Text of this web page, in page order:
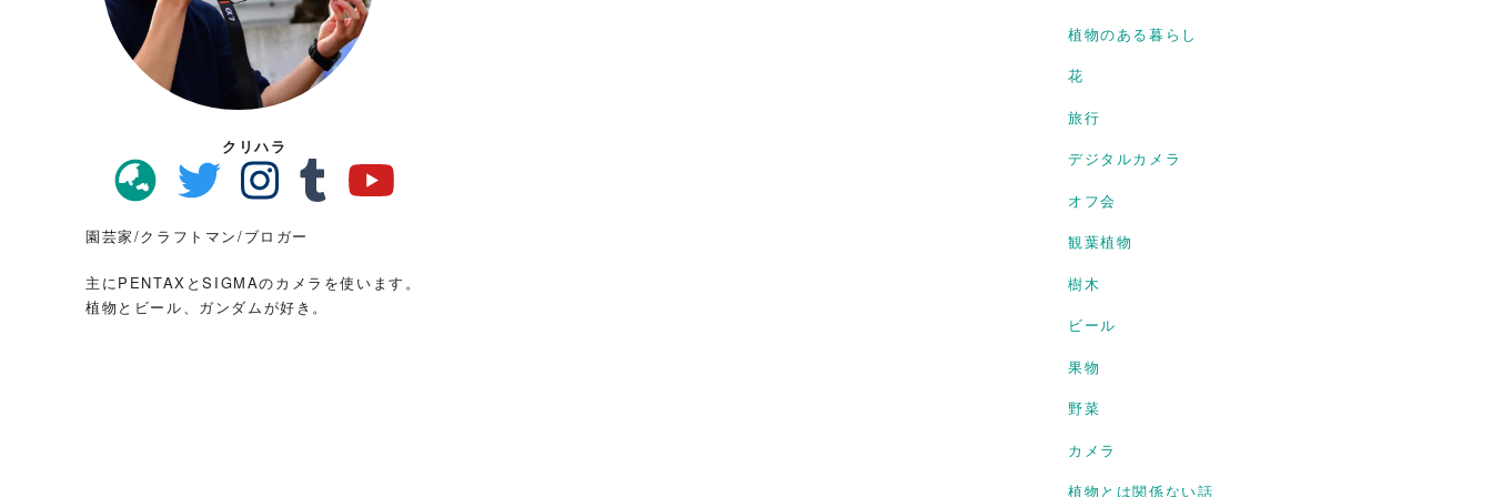
クリハラ
園芸家/クラフトマン/ブロガー
主にPENTAXとSIGMAのカメラを使います。
植物とビール、ガンダムが好き。
植物のある暮らし
花
旅行
デジタルカメラ
オフ会
観葉植物
樹木
ビール
果物
野菜
カメラ
植物とは関係ない話